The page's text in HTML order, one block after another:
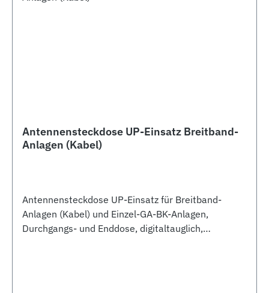
Antennensteckdose UP-Einsatz Breitband-
Anlagen (Kabel)
Antennensteckdose UP-Einsatz für Breitband-
Anlagen (Kabel) und Einzel-GA-BK-Anlagen,
Durchgangs- und Enddose, digitaltauglich,